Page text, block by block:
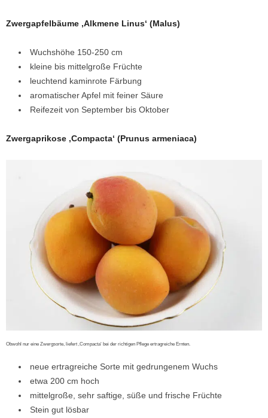
Zwergapfelbäume ‚Alkmene Linus‘ (Malus)
Wuchshöhe 150-250 cm
kleine bis mittelgroße Früchte
leuchtend kaminrote Färbung
aromatischer Apfel mit feiner Säure
Reifezeit von September bis Oktober
Zwergaprikose ‚Compacta‘ (Prunus armeniaca)
Obwohl nur eine Zwergsorte, liefert ‚Compacta‘ bei der richtigen Pflege ertragreiche Ernten.
neue ertragreiche Sorte mit gedrungenem Wuchs
etwa 200 cm hoch
mittelgroße, sehr saftige, süße und frische Früchte
Stein gut lösbar